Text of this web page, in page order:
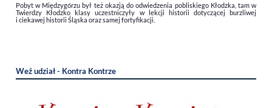
Pobyt w Międzygórzu był też okazją do odwiedzenia pobliskiego Kłodzka, tam w
Twierdzy Kłodzko klasy uczestniczyły w lekcji historii dotyczącej burzliwej
i ciekawej historii Śląska oraz samej fortyfikacji.
Weź udział - Kontra Kontrze